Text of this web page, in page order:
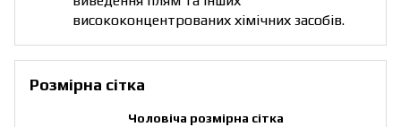
висококонцентрованих хімічних засобів.
Розмірна сітка
Чоловіча розмірна сітка